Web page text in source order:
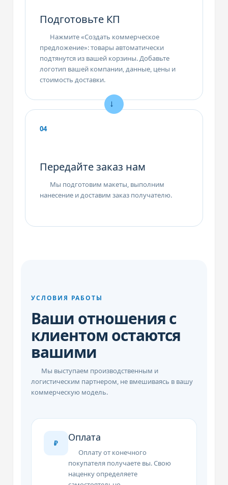
Подготовьте КП
Нажмите «Создать коммерческое
предложение»: товары автоматически
подтянутся из вашей корзины. Добавьте
логотип вашей компании, данные, цены и
стоимость доставки.
04
Передайте заказ нам
Мы подготовим макеты, выполним
нанесение и доставим заказ получателю.
УСЛОВИЯ РАБОТЫ
Ваши отношения с
клиентом остаются
вашими
Мы выступаем производственным и
логистическим партнером, не вмешиваясь в вашу
коммерческую модель.
₽ Оплата
Оплату от конечного
покупателя получаете вы. Свою
наценку определяете